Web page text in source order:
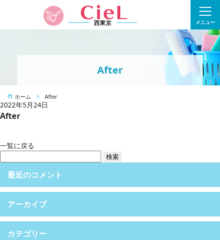
西東京 メニュー
After
ホーム After
2022年5月24日
After
一覧に戻る
索:
最近のコメント
アーカイブ
カテゴリー